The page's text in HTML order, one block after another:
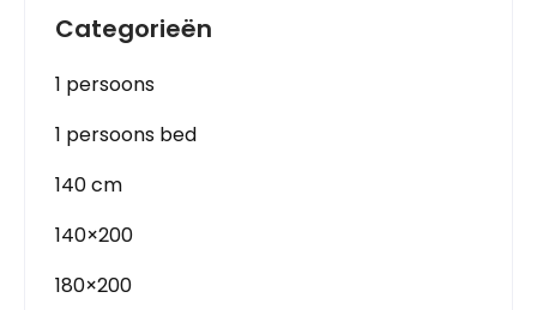
Categorieën
1 persoons
1 persoons bed
140 cm
140×200
180×200